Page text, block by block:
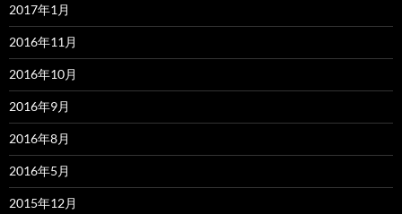
2017年1月
2016年11月
2016年10月
2016年9月
2016年8月
2016年5月
2015年12月